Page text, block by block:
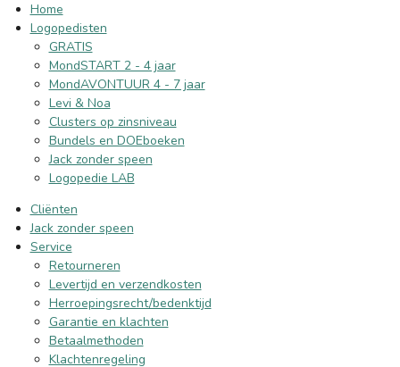
Home
Logopedisten
GRATIS
MondSTART 2 - 4 jaar
MondAVONTUUR 4 - 7 jaar
Levi & Noa
Clusters op zinsniveau
Bundels en DOEboeken
Jack zonder speen
Logopedie LAB
Cliënten
Jack zonder speen
Service
Retourneren
Levertijd en verzendkosten
Herroepingsrecht/bedenktijd
Garantie en klachten
Betaalmethoden
Klachtenregeling